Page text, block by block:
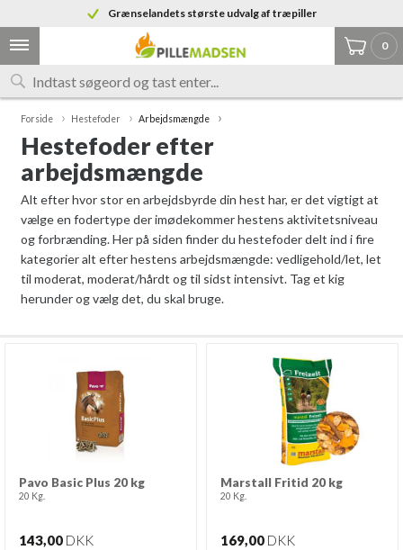
7% tysk moms på alle varer
Grænselandets største udvalg af træpiller
0
Forside Hestefoder Arbejdsmængde
Hestefoder efter
arbejdsmængde
Alt efter hvor stor en arbejdsbyrde din hest har, er det vigtigt at
vælge en fodertype der imødekommer hestens aktivitetsniveau
og forbrænding. Her på siden finder du hestefoder delt ind i fire
kategorier alt efter hestens arbejdsmængde: vedligehold/let, let
til moderat, moderat/hårdt og til sidst intensivt. Tag et kig
herunder og vælg det, du skal bruge.
Pavo Basic Plus 20 kg
20 Kg.
143,00 DKK
Marstall Fritid 20 kg
20 Kg.
169,00 DKK